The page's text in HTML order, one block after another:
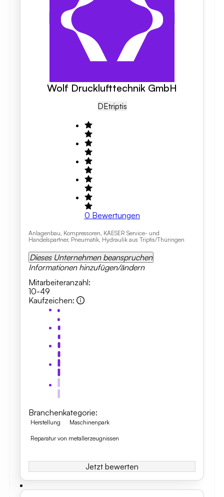
Wolf Drucklufttechnik GmbH
DETriptis
0 Bewertungen
Anlagenbau, Kompressoren, KAESER Service- und
Handelspartner, Pneumatik, Hydraulik aus Triptis/Thüringen
Dieses Unternehmen beanspruchen
Informationen hinzufügen/ändern
Mitarbeiteranzahl:
10-49
Kaufzeichen:
Branchenkategorie:
Herstellung Maschinenpark
Reparatur von metallerzeugnissen
Jetzt bewerten